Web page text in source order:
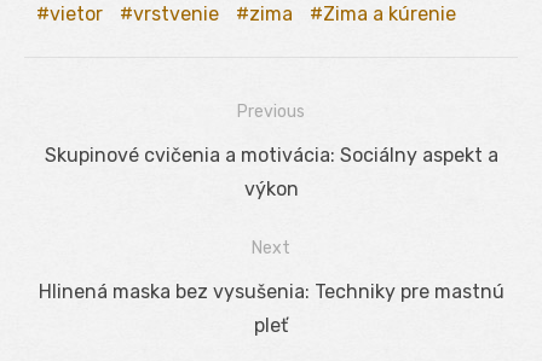
vietor
vrstvenie zima Zima a kúrenie
Navigácia
Previous
Previous
Skupinové cvičenia a motivácia: Sociálny aspekt a
výkon
Next
Next
Hlinená maska bez vysušenia: Techniky pre mastnú
pleť